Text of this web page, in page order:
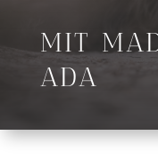
MIT
ADA